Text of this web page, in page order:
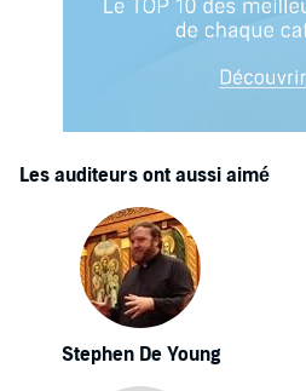
Les auditeurs ont aussi aimé
Stephen De Young